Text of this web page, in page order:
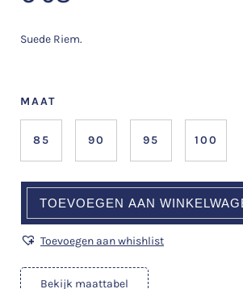
Suede Riem.
MAAT
85 90 95 100
TOEVOEGEN AAN
Toevoegen aan whishlist
Bekijk maattabel